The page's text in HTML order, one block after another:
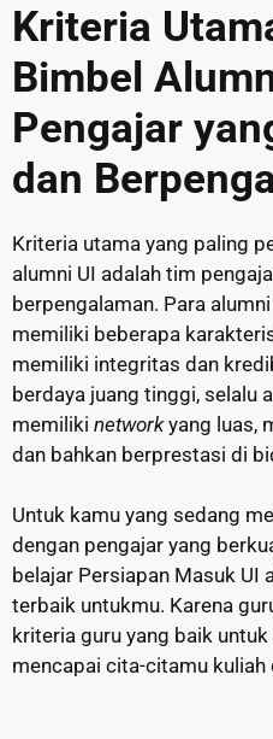
Kriteria
Bimbel
Pengajar
dan
Kriteria utama yang paling
alumni UI adalah tim
berpengalaman. Para
memiliki beberapa
memiliki integritas dan
berdaya juang tinggi, selalu
memiliki networkyang luas,
dan bahkan berprestasi di
Untuk kamu yang sedang
dengan pengajar yang
belajar Persiapan Masuk UI
terbaik untukmu. Karena
kriteria guru yang baik
mencapai cita-citamu kuliah